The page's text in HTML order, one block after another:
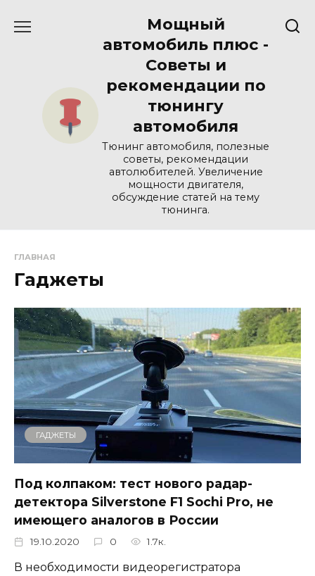
Мощный
автомобиль плюс -
Советы и
рекомендации по
тюнингу
автомобиля
Тюнинг автомобиля, полезные
советы, рекомендации
автолюбителей. Увеличение
мощности двигателя,
обсуждение статей на тему
тюнинга.
ГЛАВНАЯ
Гаджеты
ГАДЖЕТЫ
Под колпаком: тест нового радар-
детектора Silverstone F1 Sochi Pro, не
имеющего аналогов в России
19.10.2020 0 1.7к.
В необходимости видеорегистратора